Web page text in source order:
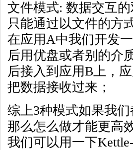
文件模式: 数据交互
只能通过以文件的方
在应用A中我们开发
后用优盘或者别的介
后接入到应用B上，
把数据接收过来；
综上3种模式如果我
那么怎么做才能更高
我们可以用一下Kettle-